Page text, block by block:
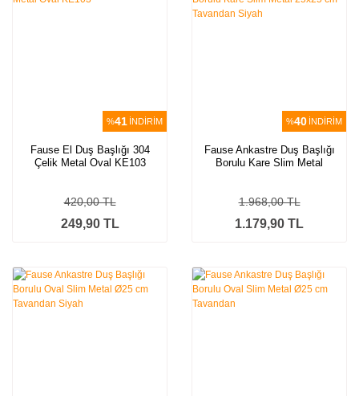
%41 İNDİRİM
Fause El Duş Başlığı 304
Çelik Metal Oval KE103
249,90 TL
420,00 TL
%40 İNDİRİM
Fause Ankastre Duş Başlığı
Borulu Kare Slim Metal
1.179,90 TL
1.968,00 TL